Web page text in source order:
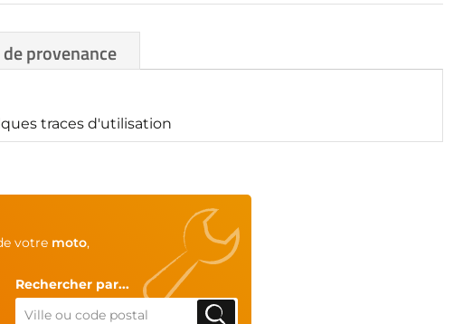
traces d'utilisation
provenance
votre moto,
Rechercher par...